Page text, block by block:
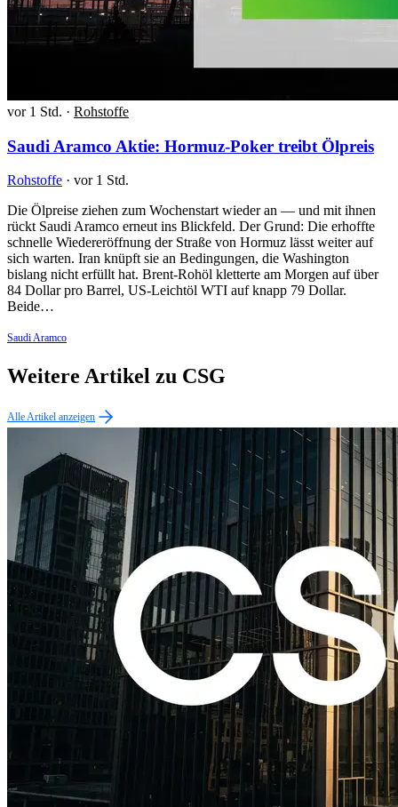
vor 1 Std. · Rohstoffe
Saudi Aramco Aktie: Hormuz-Poker treibt Ölpreis
Rohstoffe · vor 1 Std.
Die Ölpreise ziehen zum Wochenstart wieder an — und mit ihnen
rückt Saudi Aramco erneut ins Blickfeld. Der Grund: Die erhoffte
schnelle Wiedereröffnung der Straße von Hormuz lässt weiter auf
sich warten. Iran knüpft sie an Bedingungen, die Washington
bislang nicht erfüllt hat. Brent-Rohöl kletterte am Morgen auf über
84 Dollar pro Barrel, US-Leichtöl WTI auf knapp 79 Dollar.
Beide…
Saudi Aramco
Weitere Artikel zu CSG
Alle Artikel anzeigen